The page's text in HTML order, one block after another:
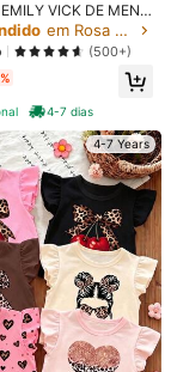
1/6
4,76(100+)
VICK DE MENI
em Rosa Conjuntos para meninas
(500+)
4-7 dias
4-7 Years